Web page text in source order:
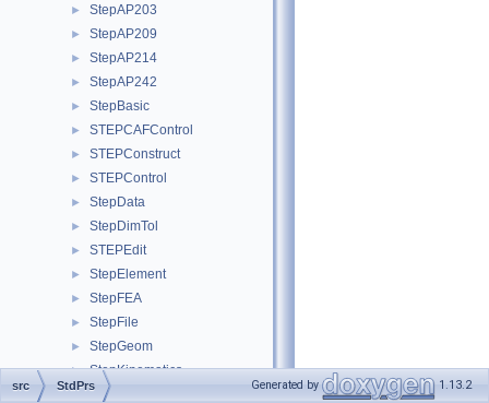
► StepAP203
► StepAP209
► StepAP214
► StepAP242
► StepBasic
► STEPCAFControl
► STEPConstruct
► STEPControl
► StepData
► StepDimTol
► STEPEdit
► StepElement
► StepFEA
► StepFile
► StepGeom
► StepKinematics
► StepRepr
src StdPrs Generated by 1.13.2